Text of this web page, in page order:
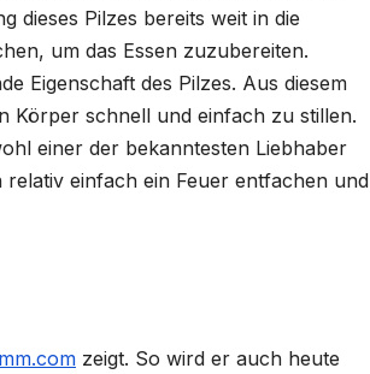
dieses Pilzes bereits weit in die
um das Essen zuzubereiten.
Eigenschaft des Pilzes. Aus diesem
Körper schnell und einfach zu stillen.
einer der bekanntesten Liebhaber
relativ einfach ein Feuer entfachen und
zeigt. So wird er auch heute